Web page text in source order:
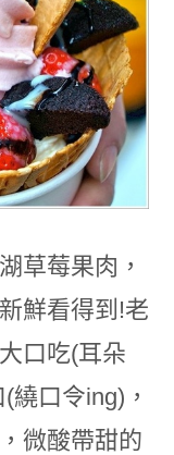
草莓果肉，
鮮看得到!老
口吃(耳朵
口令ing)，
微酸帶甜的